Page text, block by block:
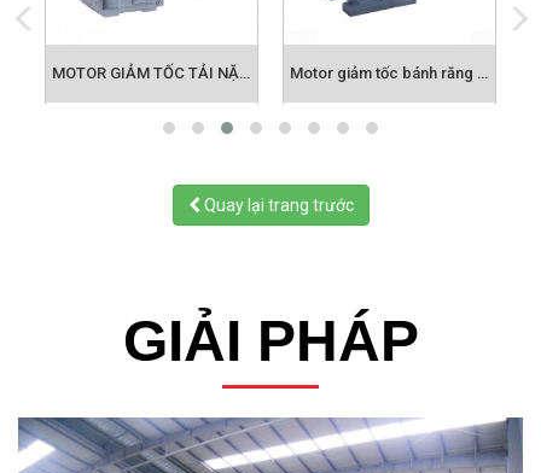
MOTOR GIẢM TỐC TẢI NẶNG S-SERIES Motor giảm tốc bánh răng 0.75kw 1HP
Quay lại trang trước
GIẢI PHÁP